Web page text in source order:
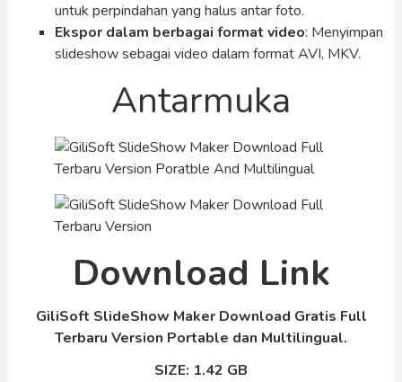
untuk perpindahan yang halus antar foto.
Ekspor dalam berbagai format video: Menyimpan
slideshow sebagai video dalam format AVI, MKV.
Antarmuka
Download Link
GiliSoft SlideShow Maker Download Gratis Full
Terbaru Version Portable dan Multilingual.
SIZE: 1.42 GB